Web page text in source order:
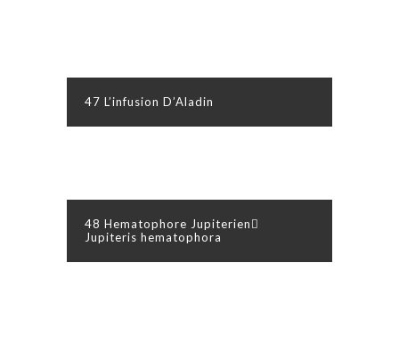
47 L’infusion D’Aladin
48 Hematophore Jupiterien
Jupiteris hematophora